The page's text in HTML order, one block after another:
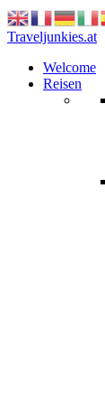
Traveljunkies.at
Welcome
Reisen